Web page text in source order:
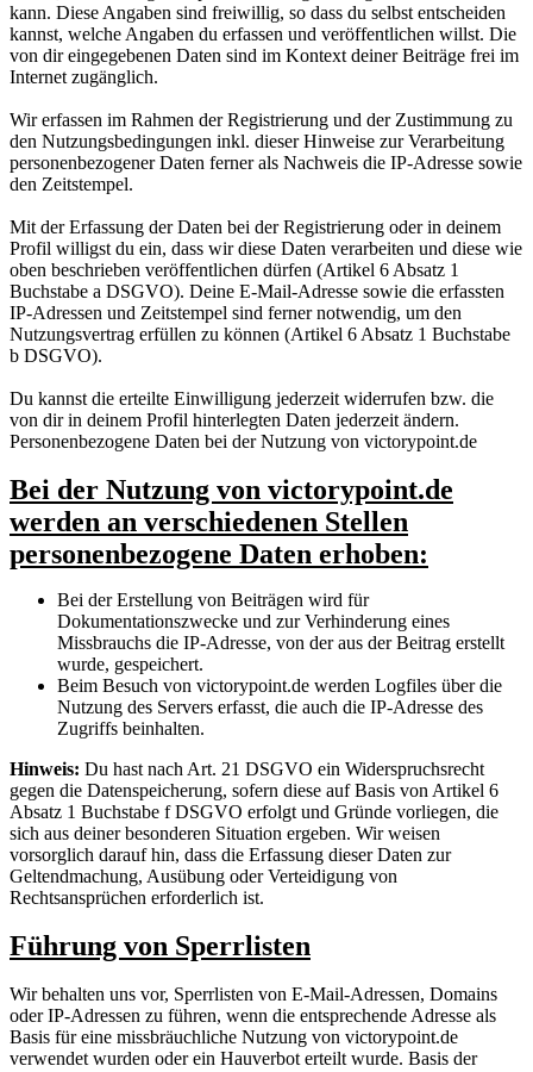
kann. Diese Angaben sind freiwillig, so dass du selbst entscheiden
kannst, welche Angaben du erfassen und veröffentlichen willst. Die
von dir eingegebenen Daten sind im Kontext deiner Beiträge frei im
Internet zugänglich.
Wir erfassen im Rahmen der Registrierung und der Zustimmung zu
den Nutzungsbedingungen inkl. dieser Hinweise zur Verarbeitung
personenbezogener Daten ferner als Nachweis die IP-Adresse sowie
den Zeitstempel.
Mit der Erfassung der Daten bei der Registrierung oder in deinem
Profil willigst du ein, dass wir diese Daten verarbeiten und diese wie
oben beschrieben veröffentlichen dürfen (Artikel 6 Absatz 1
Buchstabe a DSGVO). Deine E-Mail-Adresse sowie die erfassten
IP-Adressen und Zeitstempel sind ferner notwendig, um den
Nutzungsvertrag erfüllen zu können (Artikel 6 Absatz 1 Buchstabe
b DSGVO).
Du kannst die erteilte Einwilligung jederzeit widerrufen bzw. die
von dir in deinem Profil hinterlegten Daten jederzeit ändern.
Personenbezogene Daten bei der Nutzung von victorypoint.de
Bei der Nutzung von victorypoint.de
werden an verschiedenen Stellen
personenbezogene Daten erhoben:
Bei der Erstellung von Beiträgen wird für
Dokumentationszwecke und zur Verhinderung eines
Missbrauchs die IP-Adresse, von der aus der Beitrag erstellt
wurde, gespeichert.
Beim Besuch von victorypoint.de werden Logfiles über die
Nutzung des Servers erfasst, die auch die IP-Adresse des
Zugriffs beinhalten.
Hinweis: Du hast nach Art. 21 DSGVO ein Widerspruchsrecht
gegen die Datenspeicherung, sofern diese auf Basis von Artikel 6
Absatz 1 Buchstabe f DSGVO erfolgt und Gründe vorliegen, die
sich aus deiner besonderen Situation ergeben. Wir weisen
vorsorglich darauf hin, dass die Erfassung dieser Daten zur
Geltendmachung, Ausübung oder Verteidigung von
Rechtsansprüchen erforderlich ist.
Führung von Sperrlisten
Wir behalten uns vor, Sperrlisten von E-Mail-Adressen, Domains
oder IP-Adressen zu führen, wenn die entsprechende Adresse als
Basis für eine missbräuchliche Nutzung von victorypoint.de
verwendet wurden oder ein Hauverbot erteilt wurde. Basis der